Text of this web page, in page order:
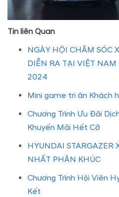
Tin liên Quan
NGÀY HỘI CHĂM SÓC
DIỄN RA TẠI VIỆT NAM
2024
Mini game tri ân Khách
Chương Trình Ưu Đãi
Khuyến Mãi Hết Cỡ
HYUNDAI
NHẤT PHÂN KHÚC
Chương Trình Hội Viên
Kết